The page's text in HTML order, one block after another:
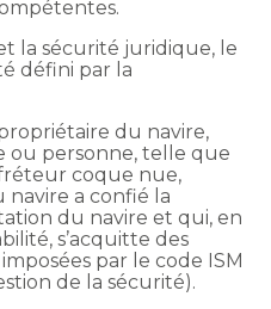
la sécurité juridique, le
défini par la
du navire,
ou personne, telle que
coque nue,
a confié la
du navire et qui, en
s’acquitte des
par le code ISM
de la sécurité).